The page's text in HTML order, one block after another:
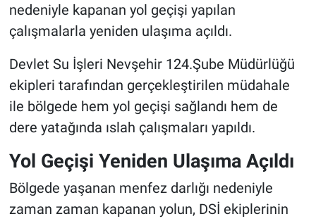
nedeniyle kapanan yol geçişi yapılan
çalışmalarla yeniden ulaşıma açıldı.
Devlet Su İşleri Nevşehir 124.Şube Müdürlüğü
ekipleri tarafından gerçekleştirilen müdahale
ile bölgede hem yol geçişi sağlandı hem de
dere yatağında ıslah çalışmaları yapıldı.
Yol Geçişi Yeniden Ulaşıma Açıldı
Bölgede yaşanan menfez darlığı nedeniyle
zaman zaman kapanan yolun, DSİ ekiplerinin
Aksaray
Kırşehir
Yerel
Genel
Asayiş
Kültür - Sanat